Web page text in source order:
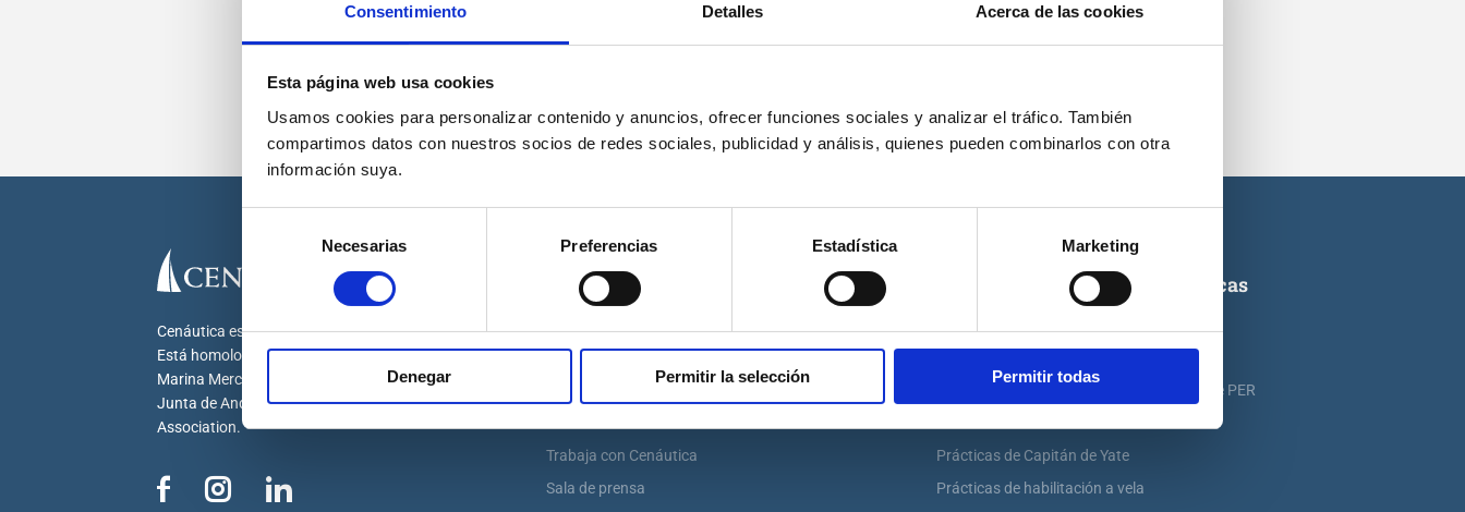
Consentimiento Detalles Acerca de las cookies
Esta página web usa cookies
Usamos cookies para personalizar contenido y anuncios, ofrecer funciones sociales y analizar el tráfico. También
compartimos datos con nuestros socios de redes sociales, publicidad y análisis, quienes pueden combinarlos con otra
información suya.
consentimiento
Necesarias Preferencias Estadística Marketing
Denegar Permitir la selección Permitir todas
Cenáutica es la escuela náutica lider en España.
Está homologada por la Dirección General de la
Marina Mercante, la Generalitat Valenciana, la
Junta de Andalucía y por la Royal Yachting
Association.
Cenáutica
Escuela náutica virtual
Historia de Cenáutica
Trabaja con Cenáutica
Sala de prensa
Prácticas de titulaciones náuticas
Prácticas de ampliación de atribuciones de PER
Prácticas de Patrón de Yate
Prácticas de Capitán de Yate
Prácticas de habilitación a vela